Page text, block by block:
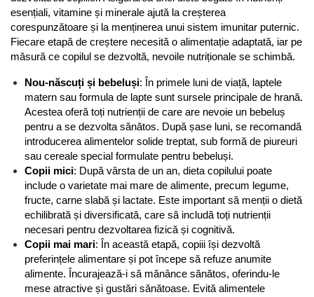
esențiali, vitamine și minerale ajută la creșterea
corespunzătoare și la menținerea unui sistem imunitar puternic.
Fiecare etapă de creștere necesită o alimentație adaptată, iar pe
măsură ce copilul se dezvoltă, nevoile nutriționale se schimbă.
Nou-născuți și bebeluși: În primele luni de viață, laptele
matern sau formula de lapte sunt sursele principale de hrană.
Acestea oferă toți nutrienții de care are nevoie un bebeluș
pentru a se dezvolta sănătos. După șase luni, se recomandă
introducerea alimentelor solide treptat, sub formă de piureuri
sau cereale special formulate pentru bebeluși.
Copii mici: După vârsta de un an, dieta copilului poate
include o varietate mai mare de alimente, precum legume,
fructe, carne slabă și lactate. Este important să menții o dietă
echilibrată și diversificată, care să includă toți nutrienții
necesari pentru dezvoltarea fizică și cognitivă.
Copii mai mari: În această etapă, copiii își dezvoltă
preferințele alimentare și pot începe să refuze anumite
alimente. Încurajează-i să mănânce sănătos, oferindu-le
mese atractive și gustări sănătoase. Evită alimentele